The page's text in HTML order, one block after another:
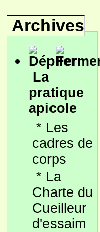
Archives
La
pratique
apicole
* Les
cadres de
corps
* La
Charte du
Cueilleur
d'essaim